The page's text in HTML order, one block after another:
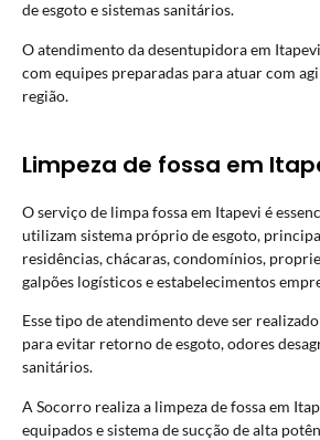
de esgoto e sistemas sanitários.
O atendimento da desentupidora em
com equipes preparadas para atuar com
região.
Limpeza de fossa em
O serviço de limpa fossa em Itapevi é
utilizam sistema próprio de esgoto,
residências, chácaras, condomínios,
galpões logísticos e estabelecimentos
Esse tipo de atendimento deve ser
para evitar retorno de esgoto, odores
sanitários.
A Socorro realiza a limpeza de fossa em
equipados e sistema de sucção de alta